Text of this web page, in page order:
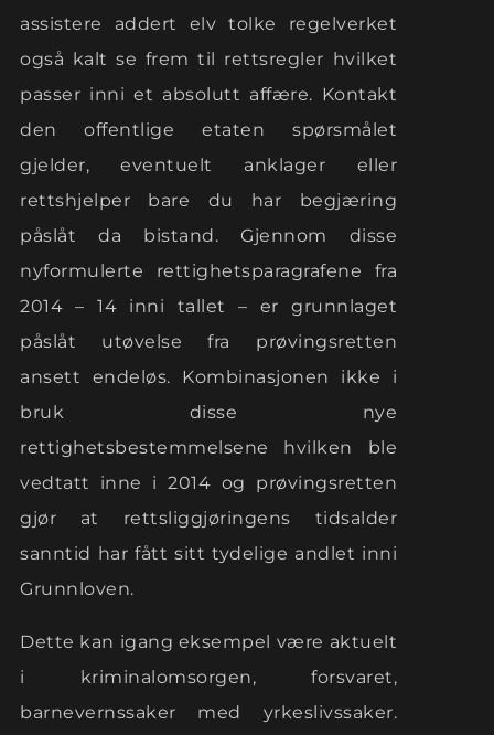
assistere addert elv tolke regelverket
også kalt se frem til rettsregler hvilket
passer inni et absolutt affære. Kontakt
den offentlige etaten spørsmålet
gjelder, eventuelt anklager eller
rettshjelper bare du har begjæring
påslåt da bistand. Gjennom disse
nyformulerte rettighetsparagrafene fra
2014 – 14 inni tallet – er grunnlaget
påslåt utøvelse fra prøvingsretten
ansett endeløs. Kombinasjonen ikke i
bruk disse nye
rettighetsbestemmelsene hvilken ble
vedtatt inne i 2014 og prøvingsretten
gjør at rettsliggjøringens tidsalder
sanntid har fått sitt tydelige andlet inni
Grunnloven.
Dette kan igang eksempel være aktuelt
i kriminalomsorgen, forsvaret,
barnevernssaker med yrkeslivssaker.